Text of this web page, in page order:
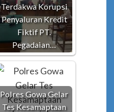
Terdakwa Korupsi
Penyaluran Kredit
Fiktif PT.
Pegadaian…
Polres Gowa Gelar
Tes Kesamaptaan